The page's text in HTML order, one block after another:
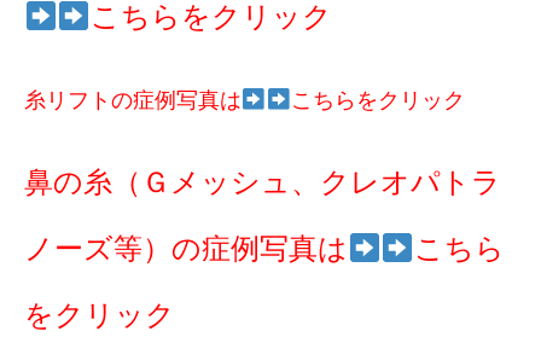
こちらをクリック
糸リフトの症例写真は こちらをクリック
鼻の糸（Ｇメッシュ、クレオパトラ
ノーズ等）の症例写真は こちら
をクリック